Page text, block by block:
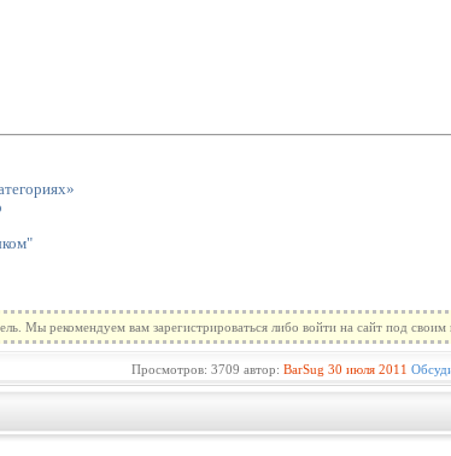
Мы рекомендуем вам зарегистрироваться либо войти на сайт под своим
Просмотров: 3709 автор: BarSug 30 июля 2011